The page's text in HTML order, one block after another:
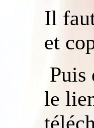
Il
et
Puis
le